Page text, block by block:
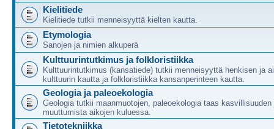
Kielitiede
Kielitiede tutkii menneisyyttä kielten kautta.
Etymologia
Sanojen ja nimien alkuperä
Kulttuurintutkimus ja folkloristiikka
Kulttuurintutkimus (kansatiede) tutkii menneisyyttä henkisen ja
kulttuurin kautta ja folkloristiikka kansanperinteen kautta.
Geologia ja paleoekologia
Geologia tutkii maanmuotojen, paleoekologia taas
muuttumista aikojen kuluessa.
Tietotekniikka